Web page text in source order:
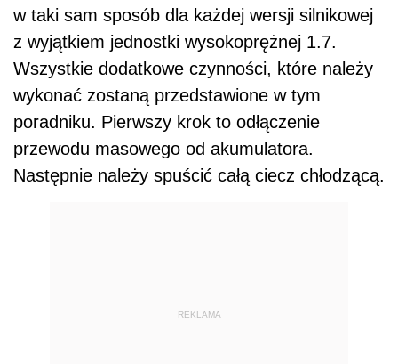
w taki sam sposób dla każdej wersji silnikowej
z wyjątkiem jednostki wysokoprężnej 1.7.
Wszystkie dodatkowe czynności, które należy
wykonać zostaną przedstawione w tym
poradniku. Pierwszy krok to odłączenie
przewodu masowego od akumulatora.
Następnie należy spuścić całą ciecz chłodzącą.
REKLAMA